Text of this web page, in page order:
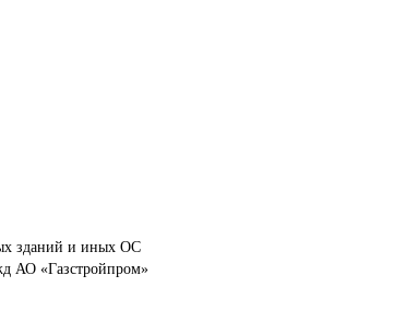
зданий и иных ОС
АО «Газстройпром»